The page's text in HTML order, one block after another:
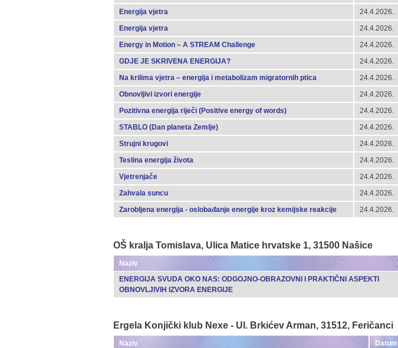
Energija vjetra
24.4.2026.
Energija vjetra
24.4.2026.
Energy in Motion – A STREAM Challenge
24.4.2026.
GDJE JE SKRIVENA ENERGIJA?
24.4.2026.
Na krilima vjetra – energija i metabolizam migratornih ptica
24.4.2026.
Obnovljivi izvori energije
24.4.2026.
Pozitivna energija riječi (Positive energy of words)
24.4.2026.
STABLO (Dan planeta Zemlje)
24.4.2026.
Strujni krugovi
24.4.2026.
Teslina energija života
24.4.2026.
Vjetrenjače
24.4.2026.
Zahvala suncu
24.4.2026.
Zarobljena energija - oslobađanje energije kroz kemijske reakcije
24.4.2026.
OŠ kralja Tomislava, Ulica Matice hrvatske 1, 31500 Našice
Naziv
ENERGIJA SVUDA OKO NAS: ODGOJNO-OBRAZOVNI I PRAKTIČNI ASPEKTI
OBNOVLJIVIH IZVORA ENERGIJE
Ergela Konjički klub Nexe - Ul. Brkićev Arman, 31512, Feričanci
Naziv Datum